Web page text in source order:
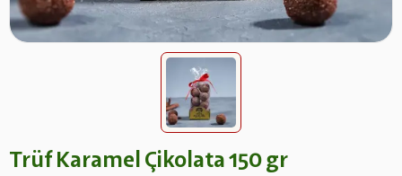
Trüf Karamel Çikolata 150 gr